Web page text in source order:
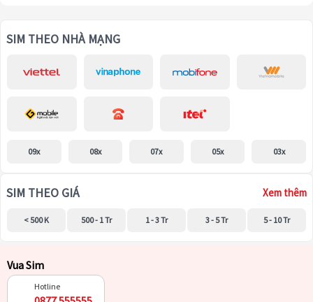
SIM THEO NHÀ MẠNG
09x 08x 07x 05x 03x
SIM THEO GIÁ Xem thêm
< 500 K 500 - 1 Tr 1 - 3 Tr 3 - 5 Tr 5 - 10 Tr
Vua Sim
Hotline